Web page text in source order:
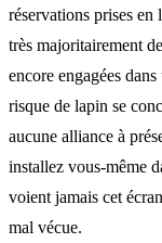
réservations prises en
très majoritairement
encore engagées
risque de lapin se
aucune alliance à
installez vous-même
voient jamais cet
mal vécue.